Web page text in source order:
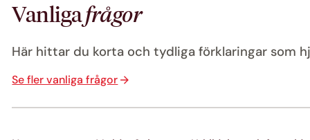
Vanligafrågor
Här hittar du korta och tydliga förklaringar som
Se fler vanliga frågor